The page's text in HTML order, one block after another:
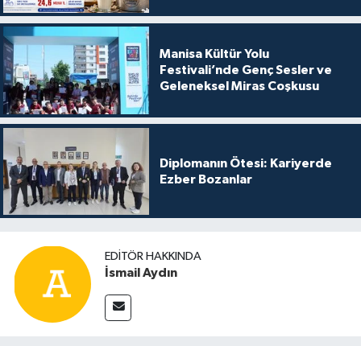
Manisa Kültür Yolu
Festivali’nde Genç Sesler ve
Geleneksel Miras Coşkusu
Diplomanın Ötesi: Kariyerde
Ezber Bozanlar
EDITÖR HAKKINDA
İsmail Aydın